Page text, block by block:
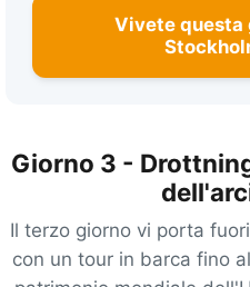
Vivete questa
Giorno 3 -
Il terzo giorno vi porta
con un tour in barca fino